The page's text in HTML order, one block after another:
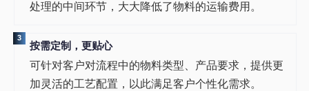
处理的中间环节，大大降低了物料的运输费用。
3
按需定制，更贴心
可针对客户对流程中的物料类型、产品要求，提供更
加灵活的工艺配置，以此满足客户个性化需求。